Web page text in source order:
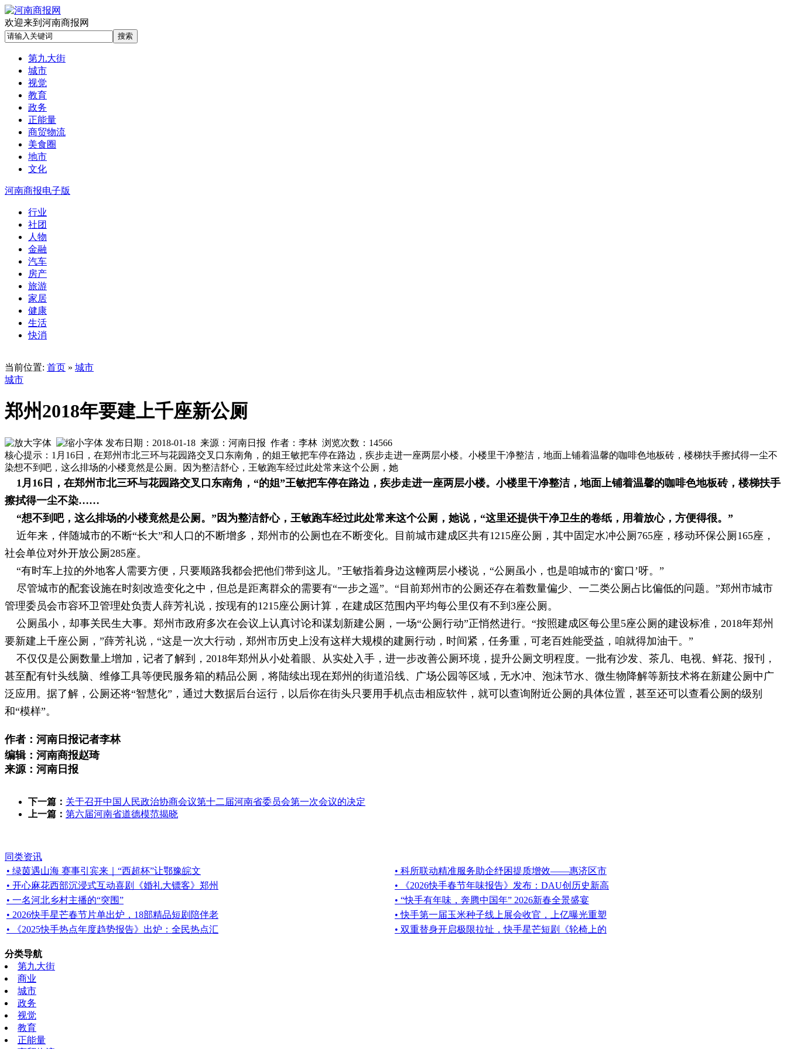
欢迎来到河南商报网
第九大街
城市
视觉
教育
政务
正能量
商贸物流
美食圈
地市
文化
河南商报电子版
行业
社团
人物
金融
汽车
房产
旅游
家居
健康
生活
快消
当前位置: 首页 » 城市
城市
郑州2018年要建上千座新公厕
发布日期：2018-01-18 来源：河南日报 作者：李林 浏览次数： 14566
核心提示：1月16日，在郑州市北三环与花园路交叉口东南角，的姐王敏把车停在路边，疾步走进一座两层小楼。小楼里干净整洁，地面上铺着温馨的咖啡色地板砖，楼梯扶手擦拭得一尘不
染想不到吧，这么排场的小楼竟然是公厕。因为整洁舒心，王敏跑车经过此处常来这个公厕，她
1月16日，在郑州市北三环与花园路交叉口东南角，“的姐”王敏把车停在路边，疾步走进一座两层小楼。小楼里干净整洁，地面上铺着温馨的咖啡色地板砖，楼梯扶手
擦拭得一尘不染……
“想不到吧，这么排场的小楼竟然是公厕。”因为整洁舒心，王敏跑车经过此处常来这个公厕，她说，“这里还提供干净卫生的卷纸，用着放心，方便得很。”
近年来，伴随城市的不断“长大”和人口的不断增多，郑州市的公厕也在不断变化。目前城市建成区共有1215座公厕，其中固定水冲公厕765座，移动环保公厕165座，
社会单位对外开放公厕285座。
“有时车上拉的外地客人需要方便，只要顺路我都会把他们带到这儿。”王敏指着身边这幢两层小楼说，“公厕虽小，也是咱城市的‘窗口’呀。”
尽管城市的配套设施在时刻改造变化之中，但总是距离群众的需要有“一步之遥”。“目前郑州市的公厕还存在着数量偏少、一二类公厕占比偏低的问题。”郑州市城市
管理委员会市容环卫管理处负责人薛芳礼说，按现有的1215座公厕计算，在建成区范围内平均每公里仅有不到3座公厕。
公厕虽小，却事关民生大事。郑州市政府多次在会议上认真讨论和谋划新建公厕，一场“公厕行动”正悄然进行。“按照建成区每公里5座公厕的建设标准，2018年郑州
要新建上千座公厕，”薛芳礼说，“这是一次大行动，郑州市历史上没有这样大规模的建厕行动，时间紧，任务重，可老百姓能受益，咱就得加油干。”
不仅仅是公厕数量上增加，记者了解到，2018年郑州从小处着眼、从实处入手，进一步改善公厕环境，提升公厕文明程度。一批有沙发、茶几、电视、鲜花、报刊，
甚至配有针头线脑、维修工具等便民服务箱的精品公厕，将陆续出现在郑州的街道沿线、广场公园等区域，无水冲、泡沫节水、微生物降解等新技术将在新建公厕中广
泛应用。据了解，公厕还将“智慧化”，通过大数据后台运行，以后你在街头只要用手机点击相应软件，就可以查询附近公厕的具体位置，甚至还可以查看公厕的级别
和“模样”。
作者：河南日报记者李林
编辑：河南商报赵琦
来源：河南日报
下一篇： 关于召开中国人民政治协商会议第十二届河南省委员会第一次会议的决定
上一篇： 第六届河南省道德模范揭晓
同类资讯
• 绿茵遇山海 赛事引宾来｜“西超杯”让鄂豫皖文
• 科所联动精准服务助企纾困提质增效——惠济区市
• 开心麻花西部沉浸式互动喜剧《婚礼大镖客》郑州
• 《2026快手春节年味报告》发布：DAU创历史新高
• 一名河北乡村主播的“突围”
• “快手有年味，奔腾中国年” 2026新春全景盛宴
• 2026快手星芒春节片单出炉，18部精品短剧陪伴老
• 快手第一届玉米种子线上展会收官，上亿曝光重塑
• 《2025快手热点年度趋势报告》出炉：全民热点汇
• 双重替身开启极限拉扯，快手星芒短剧《轮椅上的
分类导航
第九大街
商业
城市
政务
视觉
教育
正能量